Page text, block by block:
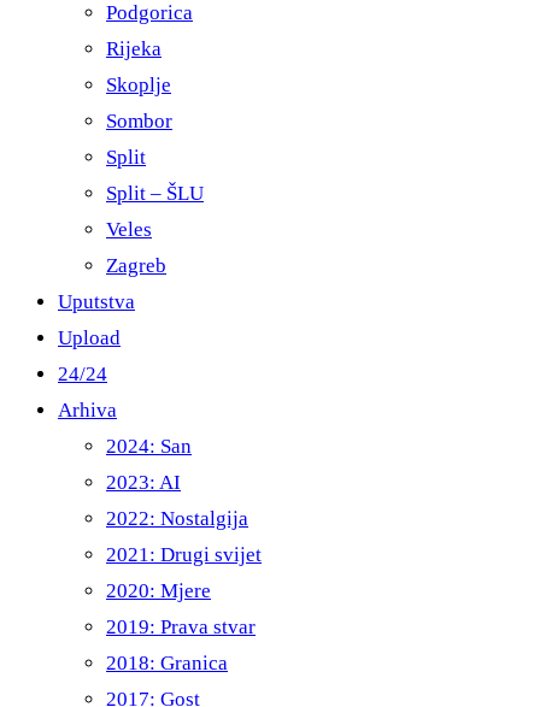
Podgorica
Rijeka
Skoplje
Sombor
Split
Split – ŠLU
Veles
Zagreb
Uputstva
Upload
24/24
Arhiva
2024: San
2023: AI
2022: Nostalgija
2021: Drugi svijet
2020: Mjere
2019: Prava stvar
2018: Granica
2017: Gost